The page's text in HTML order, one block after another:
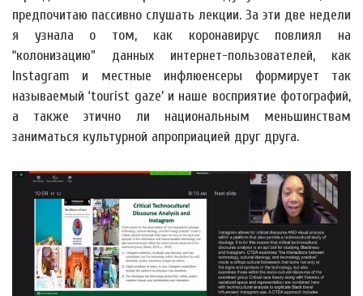
предпочитаю пассивно слушать лекции. За эти две недели
я узнала о том, как коронавирус повлиял на
“колонизацию” данных интернет-пользователей, как
Instagram и местные инфлюенсеры формирует так
называемый ‘tourist gaze’ и наше восприятие фотографий,
а также этично ли национальным меньшинствам
заниматься культурной апроприацией друг друга.